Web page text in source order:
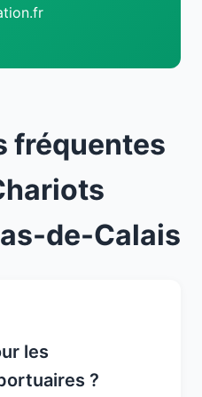
fréquentes
de-Calais
les
?